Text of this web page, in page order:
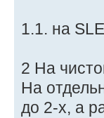
1.1. на
2 На
На
до 2-х, а